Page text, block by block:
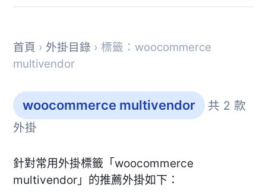
首頁 › 外掛目錄 › 標籤：woocommerce
multivendor
woocommerce multivendor
共 2 款
外掛
針對常用外掛標籤「woocommerce
multivendor」的推薦外掛如下：